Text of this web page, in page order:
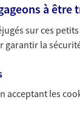
EI MANSION
à
sur ces
la
acceptant les